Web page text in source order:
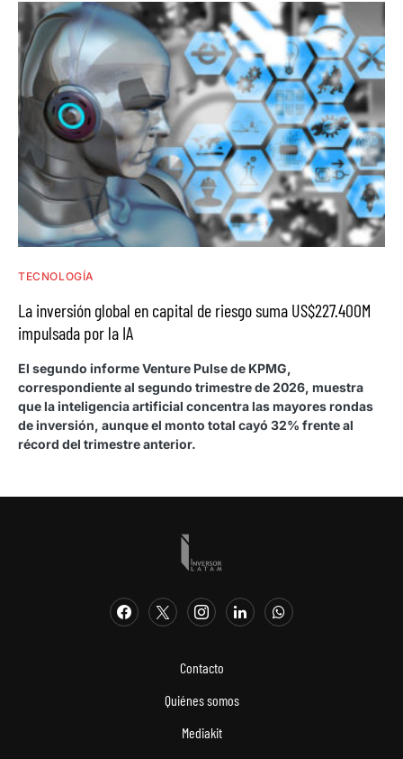
TECNOLOGÍA
La inversión global en capital de riesgo suma US$227.400M
impulsada por la IA
El segundo informe Venture Pulse de KPMG,
correspondiente al segundo trimestre de 2026, muestra
que la inteligencia artificial concentra las mayores rondas
de inversión, aunque el monto total cayó 32% frente al
récord del trimestre anterior.
Contacto
Quiénes somos
Mediakit